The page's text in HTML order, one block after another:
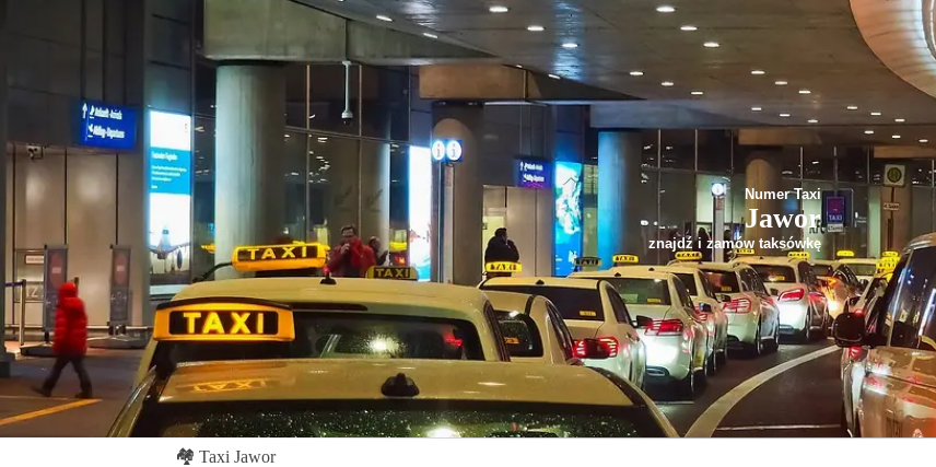
Numer Taxi
Jawor
znajdź i zamów taksówkę
🏘 Taxi Jawor